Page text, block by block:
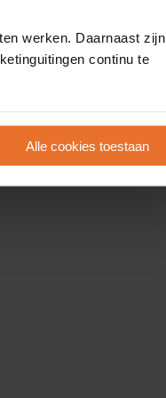
werken. Daarnaast zijn
continu te
Alle cookies toestaan